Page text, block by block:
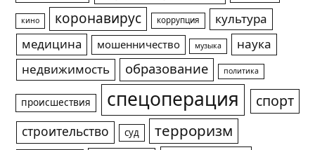
кино коронавирус коррупция
культура
медицина
мошенничество музыка
наука
недвижимость
образование политика
происшествия спецоперация спорт
строительство суд терроризм